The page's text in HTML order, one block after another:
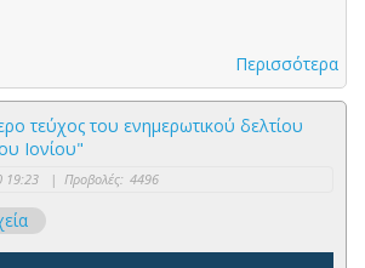
Περισσότερα
τεύχος του ενημερωτικού δελτίου
Ιονίου"
19:23 | Προβολές: 4496